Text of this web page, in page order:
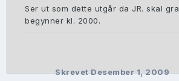
Ser ut som dette utgår da JR. skal
begynner kl. 2000.
SkrevetDesember 1, 2009